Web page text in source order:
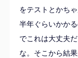
をテストとかち
半年ぐらいかか
でこれは大丈夫
な。そこから結